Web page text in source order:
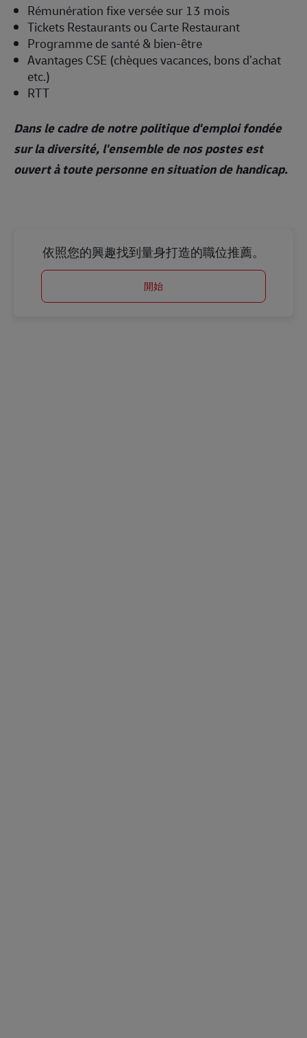
Rémunération fixe versée sur 13 mois
Tickets Restaurants ou Carte Restaurant
Programme de santé & bien-être
Avantages CSE (chèques vacances, bons d’achat
etc.)
RTT
Dans le cadre de notre politique d'emploi fondée
sur la diversité, l'ensemble de nos postes est
ouvert à toute personne en situation de handicap.
依照您的興趣找到量身打造的職位推薦。
開始